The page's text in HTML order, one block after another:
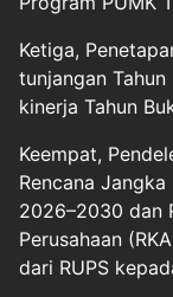
Ketiga,
tunjangan
kinerja Tahun
Keempat,
Rencana Jangka
2026–2030 dan
Perusahaan
dari RUPS